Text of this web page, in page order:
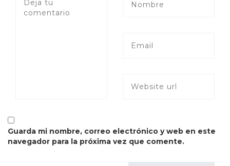
Guarda mi nombre, correo electrónico y web en este
navegador para la próxima vez que comente.